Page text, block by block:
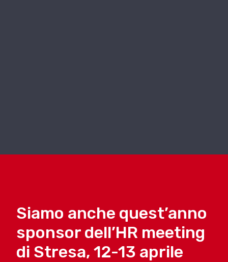
Siamo anche quest’anno
sponsor dell’HR meeting
di Stresa, 12-13 aprile